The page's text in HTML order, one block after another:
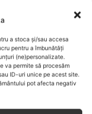
a stoca și/sau accesa
pentru a îmbunătăți
(ne)personalizate.
va permite să procesăm
ID-uri unice pe acest site.
pot afecta negativ